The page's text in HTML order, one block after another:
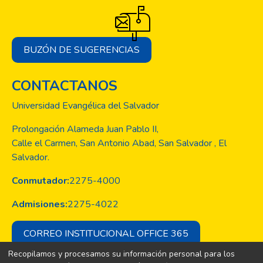
BUZÓN DE SUGERENCIAS
CONTACTANOS
Universidad Evangélica del Salvador
Prolongación Alameda Juan Pablo II,
Calle el Carmen, San Antonio Abad, San Salvador , El
Salvador.
Conmutador:2275-4000
Admisiones:2275-4022
CORREO INSTITUCIONAL OFFICE 365
Recopilamos y procesamos su información personal para los